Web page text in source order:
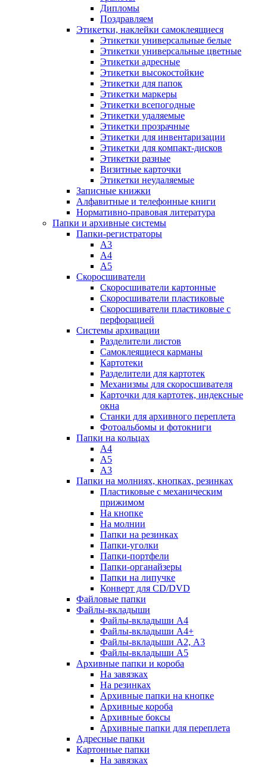
Дипломы
Поздравляем
Этикетки, наклейки самоклеящиеся
Этикетки универсальные белые
Этикетки универсальные цветные
Этикетки адресные
Этикетки высокостойкие
Этикетки для папок
Этикетки маркеры
Этикетки всепогодные
Этикетки удаляемые
Этикетки прозрачные
Этикетки для инвентаризации
Этикетки для компакт-дисков
Этикетки разные
Визитные карточки
Этикетки неудаляемые
Записные книжки
Алфавитные и телефонные книги
Нормативно-правовая литература
Папки и архивные системы
Папки-регистраторы
А3
А4
А5
Скоросшиватели
Скоросшиватели картонные
Скоросшиватели пластиковые
Скоросшиватели пластиковые с
перфорацией
Системы архивации
Разделители листов
Самоклеящиеся карманы
Картотеки
Разделители для картотек
Механизмы для скоросшивателя
Карточки для картотек, индексные
окна
Станки для архивного переплета
Фотоальбомы и фотокниги
Папки на кольцах
А4
А5
А3
Папки на молниях, кнопках, резинках
Пластиковые с механическим
прижимом
На кнопке
На молнии
Папки на резинках
Папки-уголки
Папки-портфели
Папки-органайзеры
Папки на липучке
Конверт для CD/DVD
Файловые папки
Файлы-вкладыши
Файлы-вкладыши А4
Файлы-вкладыши А4+
Файлы-вкладыши А2, А3
Файлы-вкладыши А5
Архивные папки и короба
На завязках
На резинках
Архивные папки на кнопке
Архивные короба
Архивные боксы
Архивные папки для переплета
Адресные папки
Картонные папки
На завязках